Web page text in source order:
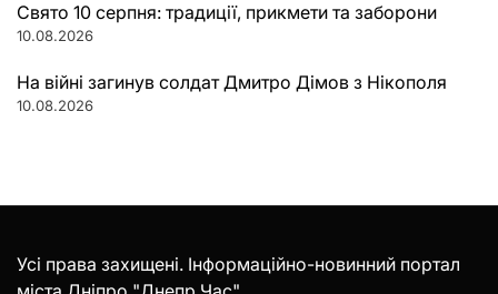
Свято 10 серпня: традиції, прикмети та заборони
10.08.2026
На війні загинув солдат Дмитро Дімов з Нікополя
10.08.2026
Усі права захищені. Інформаційно-новинний портал